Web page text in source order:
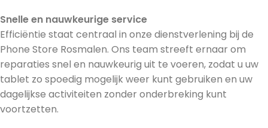
Snelle en nauwkeurige service
Efficiëntie staat centraal in onze dienstverlening bij de
Phone Store Rosmalen. Ons team streeft ernaar om
reparaties snel en nauwkeurig uit te voeren, zodat u uw
tablet zo spoedig mogelijk weer kunt gebruiken en uw
dagelijkse activiteiten zonder onderbreking kunt
voortzetten.